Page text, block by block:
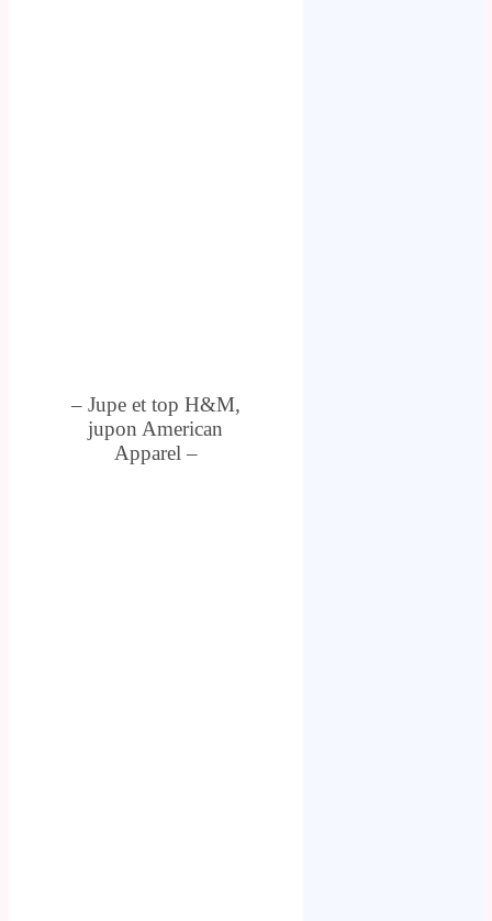
– Jupe et top H&M,
jupon American
Apparel –